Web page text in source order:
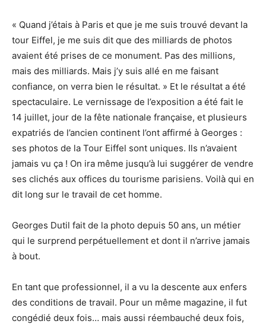
« Quand j’étais à Paris et que je me suis trouvé devant la
tour Eiffel, je me suis dit que des milliards de photos
avaient été prises de ce monument. Pas des millions,
mais des milliards. Mais j’y suis allé en me faisant
confiance, on verra bien le résultat. » Et le résultat a été
spectaculaire. Le vernissage de l’exposition a été fait le
14 juillet, jour de la fête nationale française, et plusieurs
expatriés de l’ancien continent l’ont affirmé à Georges :
ses photos de la Tour Eiffel sont uniques. Ils n’avaient
jamais vu ça ! On ira même jusqu’à lui suggérer de vendre
ses clichés aux offices du tourisme parisiens. Voilà qui en
dit long sur le travail de cet homme.
Georges Dutil fait de la photo depuis 50 ans, un métier
qui le surprend perpétuellement et dont il n’arrive jamais
à bout.
En tant que professionnel, il a vu la descente aux enfers
des conditions de travail. Pour un même magazine, il fut
congédié deux fois… mais aussi réembauché deux fois,